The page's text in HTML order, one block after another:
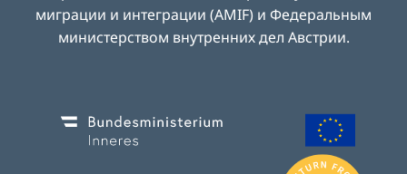
миграции и интеграции (AMIF) и Федеральным
министерством внутренних дел Австрии.
Image Image